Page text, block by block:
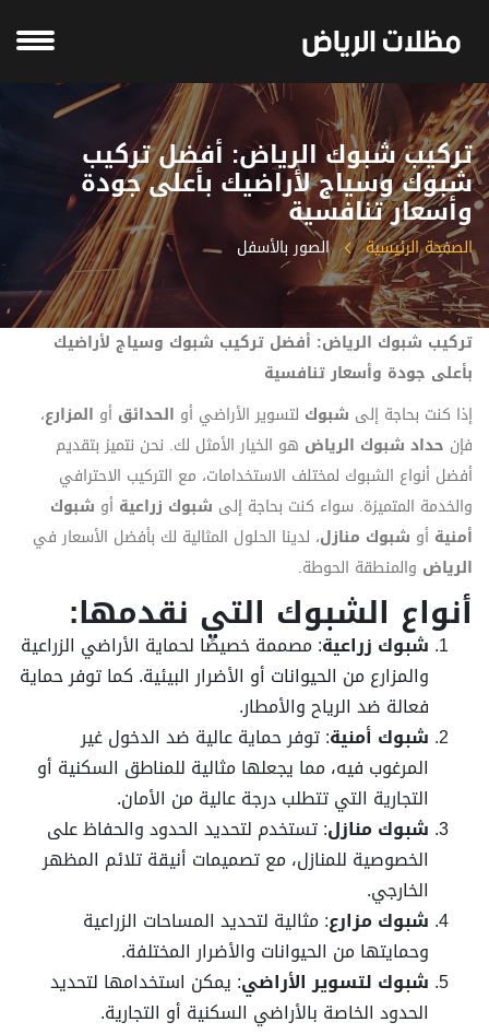
تركيب شبوك الرياض: أفضل تركيب
شبوك وسياج لأراضيك بأعلى جودة
وأسعار تنافسية
الصفحة الرئيسية الصور بالأسفل
تركيب شبوك الرياض: أفضل تركيب شبوك وسياج لأراضيك
بأعلى جودة وأسعار تنافسية
إذا كنت بحاجة إلى شبوك لتسوير الأراضي أو الحدائق أو المزارع،
فإن حداد شبوك الرياض هو الخيار الأمثل لك. نحن نتميز بتقديم
أفضل أنواع الشبوك لمختلف الاستخدامات، مع التركيب الاحترافي
والخدمة المتميزة. سواء كنت بحاجة إلى شبوك زراعية أو شبوك
أمنية أو شبوك منازل، لدينا الحلول المثالية لك بأفضل الأسعار في
الرياض والمنطقة الحوطة.
أنواع الشبوك التي نقدمها:
شبوك زراعية: مصممة خصيصًا لحماية الأراضي الزراعية
والمزارع من الحيوانات أو الأضرار البيئية. كما توفر حماية
فعالة ضد الرياح والأمطار.
شبوك أمنية: توفر حماية عالية ضد الدخول غير
المرغوب فيه، مما يجعلها مثالية للمناطق السكنية أو
التجارية التي تتطلب درجة عالية من الأمان.
شبوك منازل: تستخدم لتحديد الحدود والحفاظ على
الخصوصية للمنازل، مع تصميمات أنيقة تلائم المظهر
الخارجي.
شبوك مزارع: مثالية لتحديد المساحات الزراعية
وحمايتها من الحيوانات والأضرار المختلفة.
شبوك لتسوير الأراضي: يمكن استخدامها لتحديد
الحدود الخاصة بالأراضي السكنية أو التجارية.